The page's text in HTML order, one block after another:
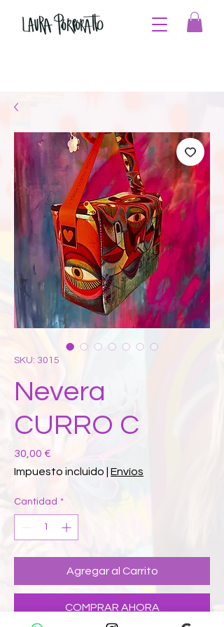
SKU: 3015
Nevera
CURRO C
30,00 €
Impuesto incluido
Envíos
Cantidad *
Agregar al Carrito
COMPRAR AHORA